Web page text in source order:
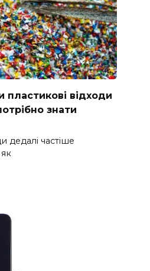
пластикові відходи
знати
дедалі частіше